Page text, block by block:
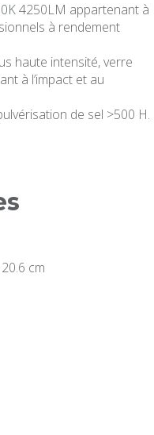
4250LM appartenant à
à rendement
haute intensité, verre
à l’impact et au
de sel >500 H.
cm